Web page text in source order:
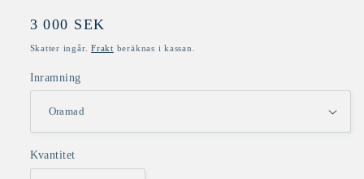
Ordinarie
pris
3 000 SEK
Skatter ingår.Frakt beräknas i kassan.
Inramning
Kvantitet